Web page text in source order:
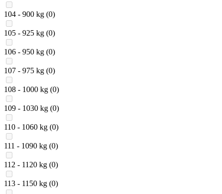
104 - 900 kg (0)
105 - 925 kg (0)
106 - 950 kg (0)
107 - 975 kg (0)
108 - 1000 kg (0)
109 - 1030 kg (0)
110 - 1060 kg (0)
111 - 1090 kg (0)
112 - 1120 kg (0)
113 - 1150 kg (0)